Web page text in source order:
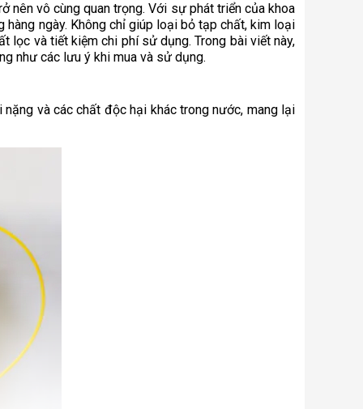
nên vô cùng quan trọng. Với sự phát triển của khoa
ngày. Không chỉ giúp loại bỏ tạp chất, kim loại
lọc và tiết kiệm chi phí sử dụng. Trong bài viết này,
như các lưu ý khi mua và sử dụng.
và các chất độc hại khác trong nước, mang lại